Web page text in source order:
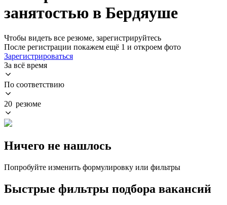
занятостью в Бердяуше
Чтобы видеть все резюме, зарегистрируйтесь
После регистрации покажем ещё 1 и откроем фото
Зарегистрироваться
За всё время
По соответствию
20 резюме
Ничего не нашлось
Попробуйте изменить формулировку или фильтры
Быстрые фильтры подбора вакансий